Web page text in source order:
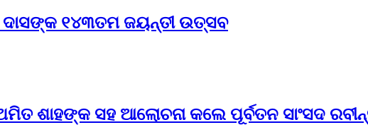
୧୪୩ତମ ଜୟନ୍ତୀ ଉତ୍ସବ
ଶାହଙ୍କ ସହ ଆଲୋଚନା କଲେ ପୂର୍ବତନ ସାଂସଦ